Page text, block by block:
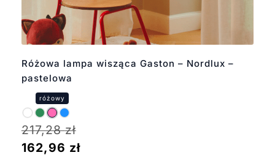
Różowa lampa wisząca Gaston – Nordlux –
pastelowa
217,28zł
162,96 zł